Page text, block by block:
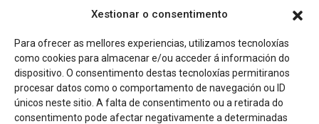
Xestionar o consentimento
Para ofrecer as mellores experiencias, utilizamos tecnoloxías
como cookies para almacenar e/ou acceder á información do
dispositivo. O consentimento destas tecnoloxías permitiranos
procesar datos como o comportamento de navegación ou ID
únicos neste sitio. A falta de consentimento ou a retirada do
consentimento pode afectar negativamente a determinadas
atender a los vecinos del casco histórico, creando un ambicioso
Imagen corporativa Contacto
Facebook Twitter Youtube
Instagram
Rúa Ferrería, 45 Baixo 36202 Vigo (Pontevedra)